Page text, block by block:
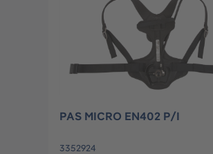
PAS MICRO EN402 P/I
3352924